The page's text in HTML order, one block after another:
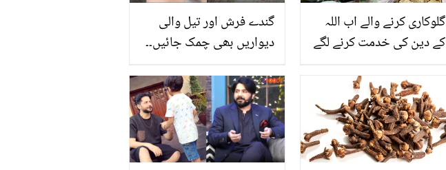
گندے فرش اور تیل والی
دیواریں بھی چمک جائیں۔۔
مشکل جگہیں صاف رکھنے
کے آسان اور سستے طریقے
جو آپ کے سلیقے کو چار
چاند لگا دیں
گلوکاری کرنے والے اب اللہ
کے دین کی خدمت کرنے لگے
ہیں جن کی زندگی آج اللہ
نے بدل کر رکھ دی؟